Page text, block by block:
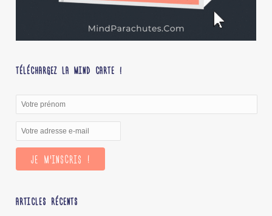
TÉLÉCHARGEZ LA MIND CARTE !
ARTICLES RÉCENTS